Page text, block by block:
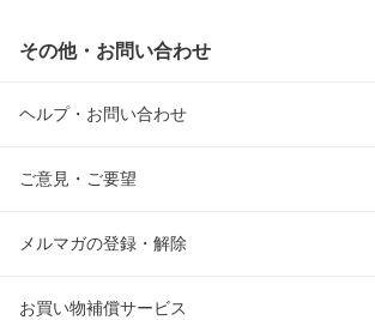
その他・お問い合わせ
ヘルプ・お問い合わせ
ご意見・ご要望
メルマガの登録・解除
お買い物補償サービス